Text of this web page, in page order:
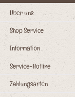
Über uns
Shop Service
Information
Service-Hotline
Zahlungsarten